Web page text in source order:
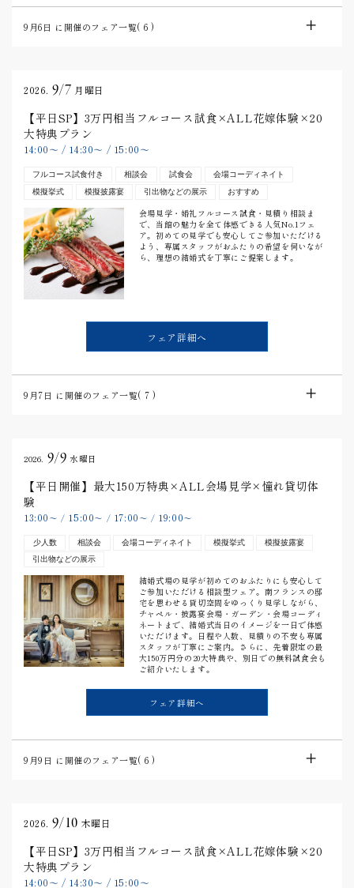
9月6日 に開催のフェア一覧( 6 )
2026. 9/7 月曜日
【平日SP】3万円相当フルコース試食×ALL花嫁体験×20
大特典プラン
14:00〜 / 14:30〜 / 15:00〜
フルコース試食付き 相談会 試食会
会場コーディネイト
模擬挙式
模擬披露宴 引出物などの展示 おすすめ
会場見学・婚礼フルコース試食・見積り相談ま
で、当館の魅力を全て体感できる人気No.1フェ
ア。初めての見学でも安心してご参加いただける
よう、専属スタッフがおふたりの希望を伺いなが
ら、理想の結婚式を丁寧にご提案します。
フェア詳細へ
9月7日 に開催のフェア一覧( 7 )
2026. 9/9 水曜日
【平日開催】最大150万特典×ALL会場見学×憧れ貸切体
験
13:00 〜/ 15:00〜 / 17:00 〜/ 19:00〜
少人数 相談会 会場コーディネイト 模擬挙式
模擬披露宴
引出物などの展示
結婚式場の見学が初めてのおふたりにも安心して
ご参加いただける相談型フェア。南フランスの邸
宅を思わせる貸切空間をゆっくり見学しながら、
チャペル・披露宴会場・ガーデン・会場コーディ
ネートまで、結婚式当日のイメージを一日で体感
いただけます。日程や人数、見積りの不安も専属
スタッフが丁寧にご案内。さらに、先着限定の最
大150万円分の20大特典や、別日での無料試食会も
ご紹介いたします。
フェア詳細へ
9月9日 に開催のフェア一覧( 6 )
2026. 9/10 木曜日
【平日SP】3万円相当フルコース試食×ALL花嫁体験×20
大特典プラン
14:00〜 / 14:30〜 / 15:00〜